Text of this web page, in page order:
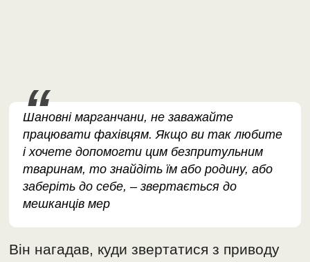
Шановні марганчани, не заважайте
працювати фахівцям. Якщо ви так любите
і хочете допомогти цим безпритульним
тваринам, то знайдіть їм або родину, або
заберіть до себе, – звертається до
мешканців мер
Він нагадав, куди звертатися з приводу